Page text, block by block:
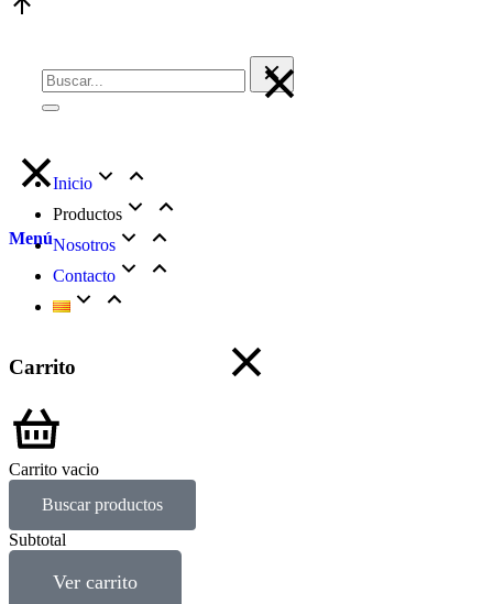
Menú
Inicio
Productos
Nosotros
Contacto
Carrito
Carrito vacio
Buscar productos
Subtotal
Ver carrito